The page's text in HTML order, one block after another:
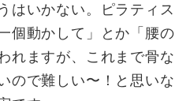
はいかない。ピラティス
個動かして」とか「腰の
れますが、これまで骨な
ので難しい〜！と思いな